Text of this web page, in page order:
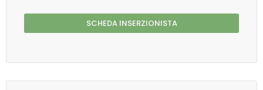
SCHEDA INSERZIONISTA